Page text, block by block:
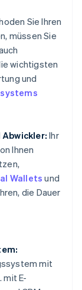
Sie Ihren
müssen Sie
wichtigsten
und
Abwickler: Ihr
Ihnen
Walletsund
die Dauer
mit
mit E-